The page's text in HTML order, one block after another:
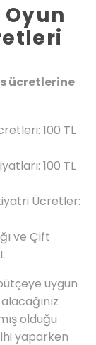
ücretlerine
100 TL
100 TL
Ücretler:
ve Çift
uygun
olduğu
yaparken